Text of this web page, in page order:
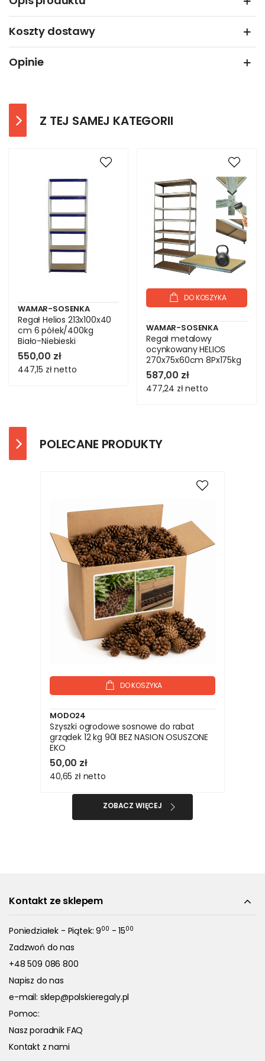
Koszty dostawy
Opinie
Z TEJ SAMEJ KATEGORII
WAMAR-SOSENKA
Regał Helios 213x100x40
cm 6 półek/400kg
Biało-Niebieski
550,00 zł
447,15 złnetto
DO KOSZYKA
WAMAR-SOSENKA
Regał metalowy
ocynkowany HELIOS
270x75x60cm 8Px175kg
.:.
587,00 zł
477,24 złnetto
POLECANE PRODUKTY
DO KOSZYKA
MODO24
Szyszki ogrodowe sosnowe do rabat
grządek 12 kg 90l BEZ NASION OSUSZONE
EKO
50,00 zł
40,65 zł netto
ZOBACZ WIĘCEJ
Kontakt ze sklepem
Poniedziałek - Piątek: 900 - 1500
Zadzwoń do nas
+48 509 086 800
Napisz do nas
e-mail: sklep@polskieregaly.pl
Pomoc:
Nasz poradnik FAQ
Kontakt z nami